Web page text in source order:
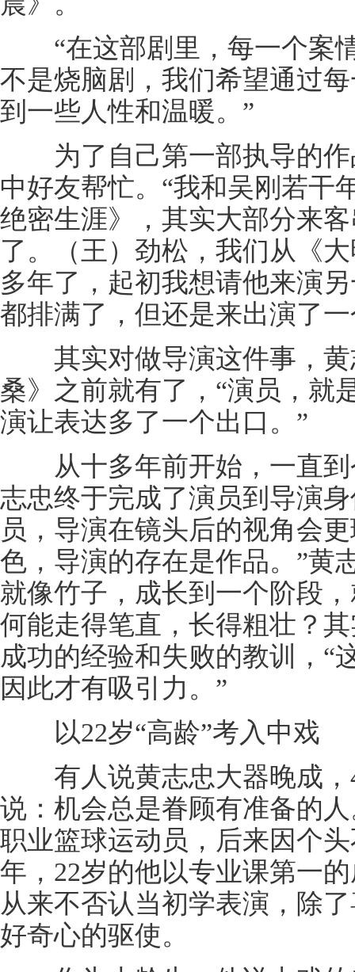
“在这部剧里，每一个案
不是烧脑剧，我们希望通过
到一些人性和温暖。”
为了自己第一部执导的作
中好友帮忙。“我和吴刚若干
绝密生涯》，其实大部分来
了。（王）劲松，我们从《
多年了，起初我想请他来演
都排满了，但还是来出演了
其实对做导演这件事，黄
桑》之前就有了，“演员，就
演让表达多了一个出口。”
从十多年前开始，一直到
志忠终于完成了演员到导演
员，导演在镜头后的视角会
色，导演的存在是作品。”黄
就像竹子，成长到一个阶段
何能走得笔直，长得粗壮？
成功的经验和失败的教训，“
因此才有吸引力。”
以22岁“高龄”考入中戏
有人说黄志忠大器晚成，
说：机会总是眷顾有准备的
职业篮球运动员，后来因个
年，22岁的他以专业课第一
从来不否认当初学表演，除
好奇心的驱使。